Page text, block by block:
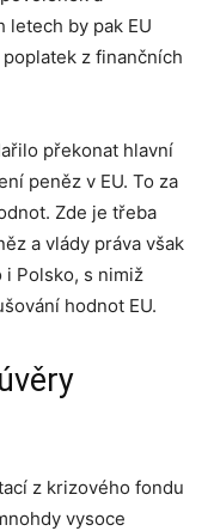
letech by pak EU
z finančních
překonat hlavní
peněz v EU. To za
Zde je třeba
a vlády práva však
i Polsko, s nimiž
hodnot EU.
z krizového fondu
vysoce